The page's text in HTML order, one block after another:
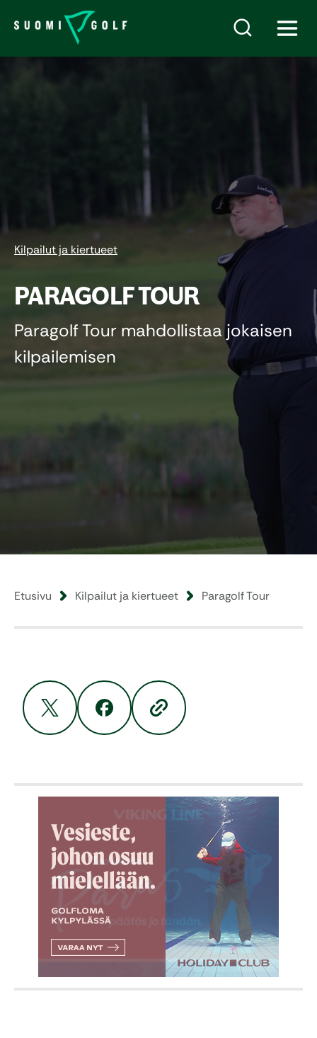
Kilpailut ja kiertueet
PARAGOLF TOUR
Paragolf Tour mahdollistaa jokaisen
kilpailemisen
Etusivu Kilpailut ja kiertueet Paragolf Tour